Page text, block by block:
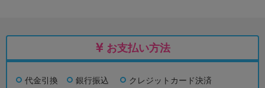
お支払い方法
代金引換 銀行振込 クレジットカード決済